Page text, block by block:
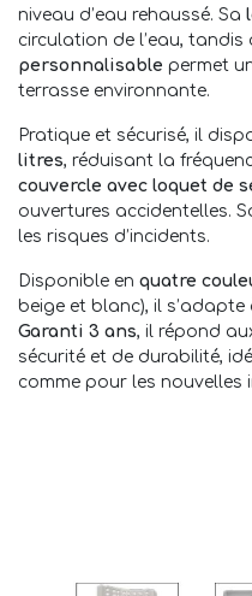
niveau d’eau rehaussé. Sa
circulation de l’eau, tandis
personnalisable permet
terrasse environnante.
Pratique et sécurisé, il
litres, réduisant la
couvercle avec loquet de
ouvertures accidentelles.
les risques d’incidents.
Disponible en quatre
beige et blanc), il
Garanti 3 ans, il répond
sécurité et de durabilité,
comme pour les nouvelles